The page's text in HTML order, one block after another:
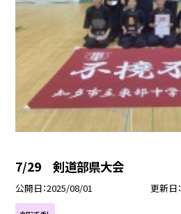
7/29 剣道部県大会
公開日 2025/08/01 更新日